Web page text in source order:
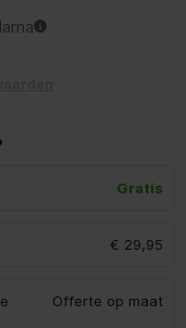
Gratis
€ 29,95
Offerte op maat